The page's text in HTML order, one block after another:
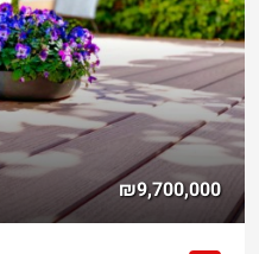
₪9,700,000